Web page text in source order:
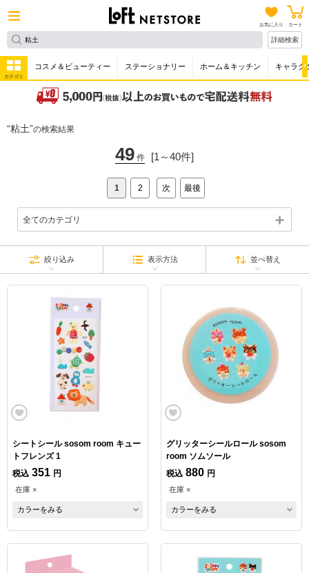
お気に入り カート
詳細検索
カテゴリ
コスメ＆ビューティー ステーショナリー ホーム＆キッチン キャラク
粘土 の検索結果
49 件 [1～40件]
1 2 次 最後
全てのカテゴリ
絞り込み 表示方法 並べ替え
シートシール sosom room キュー
トフレンズ 1
税込 351 円
在庫 ×
カラーをみる
グリッターシールロール sosom
room ソムソール
税込 880 円
在庫 ×
カラーをみる